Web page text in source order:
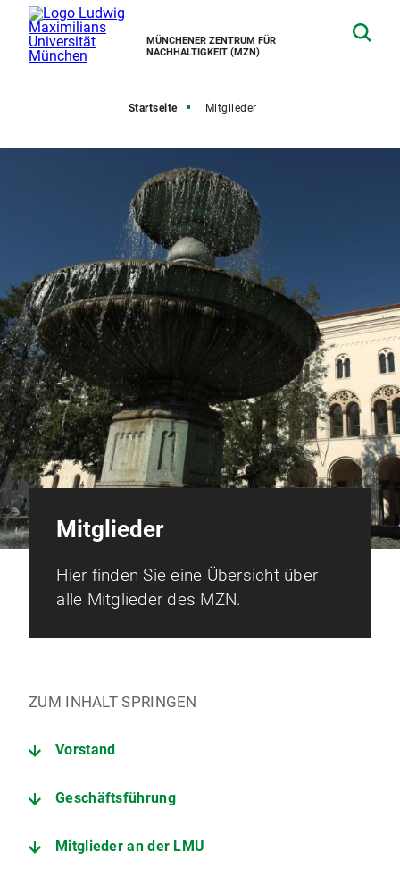
MÜNCHENER ZENTRUM FÜR
NACHHALTIGKEIT (MZN)
Startseite Mitglieder
Mitglieder
Hier finden Sie eine Übersicht über
alle Mitglieder des MZN.
ZUM INHALT SPRINGEN
Vorstand
Geschäftsführung
Mitglieder an der LMU